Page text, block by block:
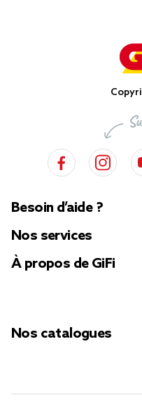
Besoin d’aide ?
Nos services
À propos de GiFi
Nos catalogues